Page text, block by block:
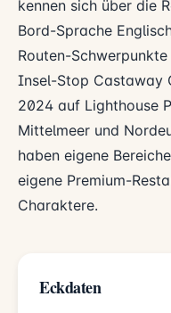
kennen sich über die
Bord-Sprache
Routen-
Insel-Stop Castaway
2024 auf Lighthouse
Mittelmeer und
haben eigene
eigene Premium-
Charaktere.
Eckdaten